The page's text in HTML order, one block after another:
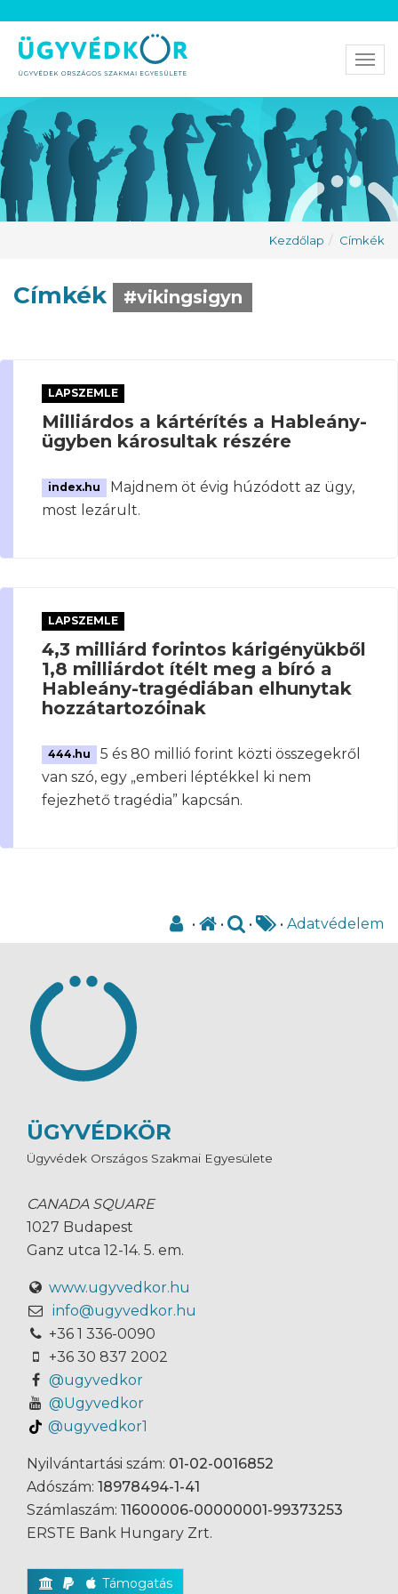
Kezdőlap Címkék
Címkék #vikingsigyn
LAPSZEMLE
Milliárdos a kártérítés a Hableány-
ügyben károsultak részére
index.hu
Majdnem öt évig húzódott az ügy,
most lezárult.
LAPSZEMLE
4,3 milliárd forintos kárigényükből
1,8 milliárdot ítélt meg a bíró a
Hableány-tragédiában elhunytak
hozzátartozóinak
444.hu
5 és 80 millió forint közti összegekről
van szó, egy „emberi léptékkel ki nem
fejezhető tragédia” kapcsán.
• • • • Adatvédelem
ÜGYVÉDKÖR
Ügyvédek Országos Szakmai Egyesülete
CANADA SQUARE
1027 Budapest
Ganz utca 12-14. 5. em.
www.ugyvedkor.hu
info@ugyvedkor.hu
+36 1 336-0090
+36 30 837 2002
@ugyvedkor
@Ugyvedkor
@ugyvedkor1
Nyilvántartási szám: 01-02-0016852
Adószám: 18978494-1-41
Számlaszám: 11600006-00000001-99373253
ERSTE Bank Hungary Zrt.
Támogatás